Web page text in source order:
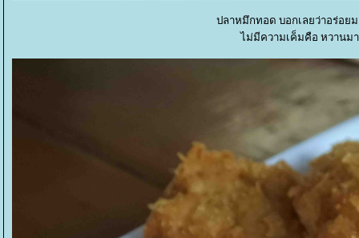
ปลาหมึกทอด บอกเลยว่าอร่อย
ไม่มีความเค็มคือ หวานม